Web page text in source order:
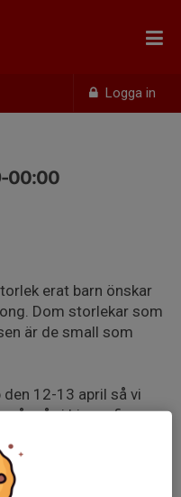
Logga in
00:00
erat barn önskar
Dom storlekar som
är de small som
12-13 april så vi
går så vi hinner fixa
inom kort, några
kommer spela på